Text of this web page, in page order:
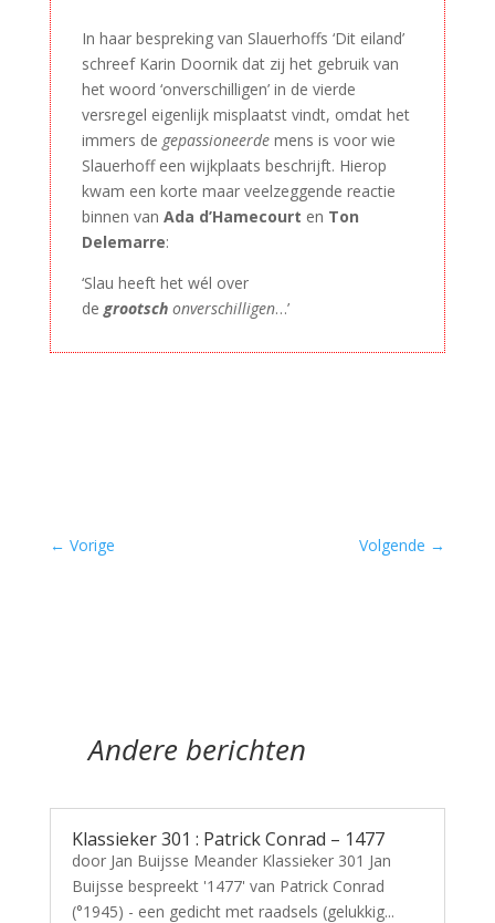
In haar bespreking van Slauerhoffs ‘Dit eiland’
schreef Karin Doornik dat zij het gebruik van
het woord ‘onverschilligen’ in de vierde
versregel eigenlijk misplaatst vindt, omdat het
immers de gepassioneerdemens is voor wie
Slauerhoff een wijkplaats beschrijft. Hierop
kwam een korte maar veelzeggende reactie
binnen van Ada d’Hamecourt en Ton
Delemarre:
‘Slau heeft het wél over
de grootschonverschilligen…’
← Vorige Volgende →
Andere berichten
Klassieker 301 : Patrick Conrad – 1477
door Jan Buijsse Meander Klassieker 301 Jan
Buijsse bespreekt '1477' van Patrick Conrad
(°1945) - een gedicht met raadsels (gelukkig...